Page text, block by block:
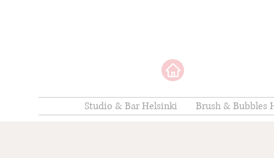
Studio & Bar Helsinki Brush & Bubbles